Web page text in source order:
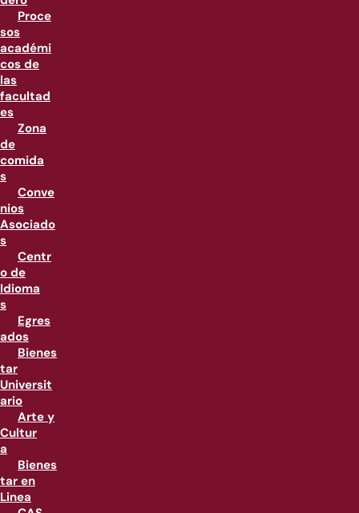
Proce
sos
académi
cos de
las
facultad
es
Zona
de
comida
s
Conve
nios
Asociado
s
Centr
o de
Idioma
s
Egres
ados
Bienes
tar
Universit
ario
Arte y
Cultur
a
Bienes
tar en
Linea